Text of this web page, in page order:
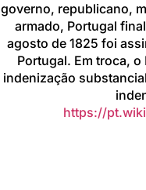
governo, republicano,
armado, Portugal
agosto de 1825 foi
Portugal. Em troca, o
indenização
https://